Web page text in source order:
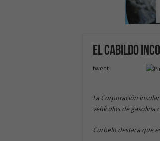
El Cabildo
tweet
La Corporación
vehículos de gasolina
Curbelo destaca que